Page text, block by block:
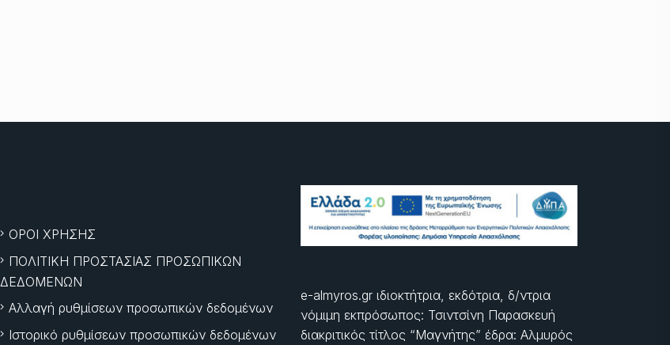
ΟΡΟΙ ΧΡΗΣΗΣ
ΠΟΛΙΤΙΚΗ ΠΡΟΣΤΑΣΙΑΣ ΠΡΟΣΩΠΙΚΩΝ
ΔΕΔΟΜΕΝΩΝ
Αλλαγή ρυθμίσεων προσωπικών δεδομένων
Ιστορικό ρυθμίσεων προσωπικών δεδομένων
e-almyros.gr ιδιοκτήτρια, εκδότρια, δ/ντρια
νόμιμη εκπρόσωπος: Τσιντσίνη Παρασκευή
διακριτικός τίτλος “Μαγνήτης” έδρα: Αλμυρός